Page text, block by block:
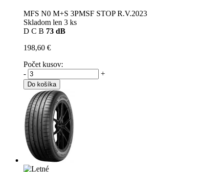
MFS N0 M+S 3PMSF STOP R.V.2023
Skladom len 3 ks
D C B 73 dB
198,60 €
Počet kusov:
-
+
Do košíka